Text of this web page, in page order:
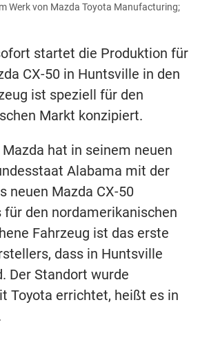
Werk von Mazda Toyota Manufacturing;
startet die Produktion für
CX-50 in Huntsville in den
ist speziell für den
Markt konzipiert.
hat in seinem neuen
Alabama mit der
neuen Mazda CX-50
für den nordamerikanischen
Fahrzeug ist das erste
dass in Huntsville
Der Standort wurde
Toyota errichtet, heißt es in